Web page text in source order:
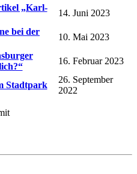
„Karl-
14. Juni 2023
bei der
10. Mai 2023
16. Februar 2023
Stadtpark
26. September
2022